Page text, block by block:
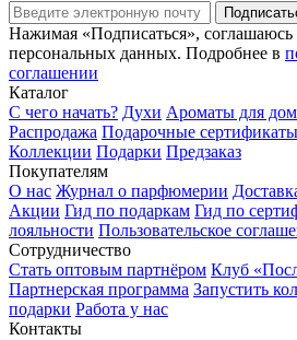
Нажимая «Подписаться», соглашаюсь
персональных данных. Подробнее в
соглашении
Каталог
С чего начать? Духи Ароматы для
Распродажа Подарочные сертификаты
Коллекции Подарки Предзаказ
Покупателям
О нас Журнал о парфюмерии
Акции Гид по подаркам Гид по
лояльности Пользовательское
Сотрудничество
Стать оптовым партнёром Клуб
Партнерская программа Запустить
подарки Работа у нас
Контакты